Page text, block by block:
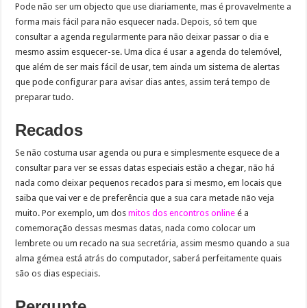
Pode não ser um objecto que use diariamente, mas é provavelmente a
forma mais fácil para não esquecer nada. Depois, só tem que
consultar a agenda regularmente para não deixar passar o dia e
mesmo assim esquecer-se. Uma dica é usar a agenda do telemóvel,
que além de ser mais fácil de usar, tem ainda um sistema de alertas
que pode configurar para avisar dias antes, assim terá tempo de
preparar tudo.
Recados
Se não costuma usar agenda ou pura e simplesmente esquece de a
consultar para ver se essas datas especiais estão a chegar, não há
nada como deixar pequenos recados para si mesmo, em locais que
saiba que vai ver e de preferência que a sua cara metade não veja
muito. Por exemplo, um dosmitos dos encontros online é a
comemoração dessas mesmas datas, nada como colocar um
lembrete ou um recado na sua secretária, assim mesmo quando a sua
alma gémea está atrás do computador, saberá perfeitamente quais
são os dias especiais.